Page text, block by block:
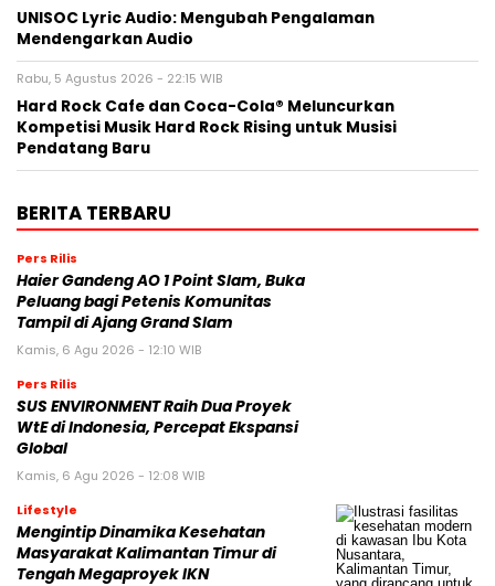
UNISOC Lyric Audio: Mengubah Pengalaman
Mendengarkan Audio
Rabu, 5 Agustus 2026 - 22:15 WIB
Hard Rock Cafe dan Coca-Cola® Meluncurkan
Kompetisi Musik Hard Rock Rising untuk Musisi
Pendatang Baru
BERITA TERBARU
Pers Rilis
Haier Gandeng AO 1 Point Slam, Buka
Peluang bagi Petenis Komunitas
Tampil di Ajang Grand Slam
Kamis, 6 Agu 2026 - 12:10 WIB
Pers Rilis
SUS ENVIRONMENT Raih Dua Proyek
WtE di Indonesia, Percepat Ekspansi
Global
Kamis, 6 Agu 2026 - 12:08 WIB
Lifestyle
Mengintip Dinamika Kesehatan
Masyarakat Kalimantan Timur di
Tengah Megaproyek IKN